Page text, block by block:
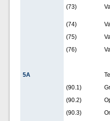
(73)
(74)
(75)
(76)
5A
(90.1)
(90.2)
(90.3)